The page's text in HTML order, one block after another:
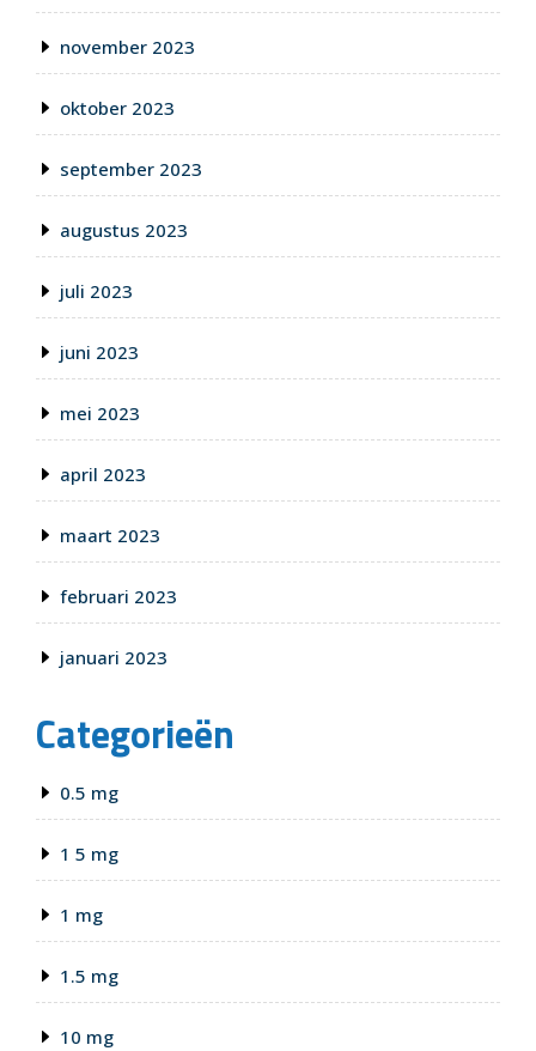
november 2023
oktober 2023
september 2023
augustus 2023
juli 2023
juni 2023
mei 2023
april 2023
maart 2023
februari 2023
januari 2023
Categorieën
0.5 mg
1 5 mg
1 mg
1.5 mg
10 mg